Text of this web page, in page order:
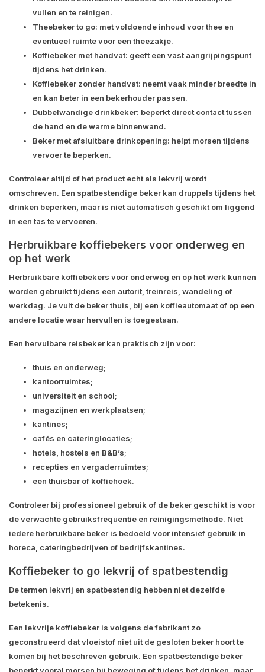
vullen en te reinigen.
Theebeker to go: met voldoende inhoud voor thee en
eventueel ruimte voor een theezakje.
Koffiebeker met handvat: geeft een vast aangrijpingspunt
tijdens het drinken.
Koffiebeker zonder handvat: neemt vaak minder breedte in
en kan beter in een bekerhouder passen.
Dubbelwandige drinkbeker: beperkt direct contact tussen
de hand en de warme binnenwand.
Beker met afsluitbare drinkopening: helpt morsen tijdens
vervoer te beperken.
Controleer altijd of het product echt als lekvrij wordt
omschreven. Een spatbestendige beker kan druppels tijdens het
drinken beperken, maar is niet automatisch geschikt om liggend
in een tas te vervoeren.
Herbruikbare koffiebekers voor onderweg en
op het werk
Herbruikbare koffiebekers voor onderweg en op het werk kunnen
worden gebruikt tijdens een autorit, treinreis, wandeling of
werkdag. Je vult de beker thuis, bij een koffieautomaat of op een
andere locatie waar hervullen is toegestaan.
Een hervulbare reisbeker kan praktisch zijn voor:
thuis en onderweg;
kantoorruimtes;
universiteit en school;
magazijnen en werkplaatsen;
kantines;
cafés en cateringlocaties;
hotels, hostels en B&B’s;
recepties en vergaderruimtes;
een thuisbar of koffiehoek.
Controleer bij professioneel gebruik of de beker geschikt is voor
de verwachte gebruiksfrequentie en reinigingsmethode. Niet
iedere herbruikbare beker is bedoeld voor intensief gebruik in
horeca, cateringbedrijven of bedrijfskantines.
Koffiebeker to go lekvrij of spatbestendig
De termen lekvrij en spatbestendig hebben niet dezelfde
betekenis.
Een lekvrije koffiebeker is volgens de fabrikant zo
geconstrueerd dat vloeistof niet uit de gesloten beker hoort te
komen bij het beschreven gebruik. Een spatbestendige beker